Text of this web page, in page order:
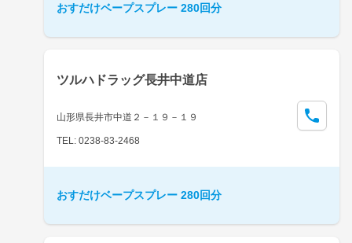
おすだけベープスプレー 280回分
ツルハドラッグ長井中道店
山形県長井市中道２－１９－１９
TEL: 0238-83-2468
おすだけベープスプレー 280回分